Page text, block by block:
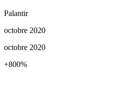
Palantir
octobre 2020
octobre 2020
+800%